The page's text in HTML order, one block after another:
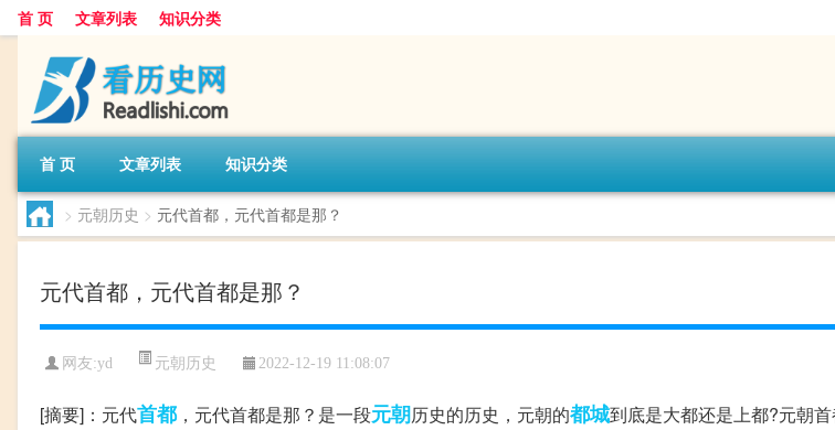
首 页 文章列表 知识分类
首 页 文章列表 知识分类
> 元朝历史 > 元代首都，元代首都是那？
元代首都，元代首都是那？
网友:yd 元朝历史 2022-12-19 11:08:07
[摘要]：元代首都，元代首都是那？是一段元朝历史的历史，元朝的都城到底是大都还是上都?元朝